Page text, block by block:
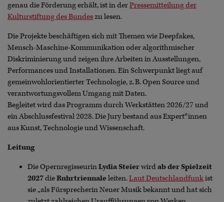
genau die Förderung erhält, ist in derPressemitteilung der
Kulturstiftung des Bundeszu lesen.
Die Projekte beschäftigen sich mit Themen wie Deepfakes,
Mensch-Maschine-Kommunikation oder algorithmischer
Diskriminierung und zeigen ihre Arbeiten in Ausstellungen,
Performances und Installationen. Ein Schwerpunkt liegt auf
gemeinwohlorientierter Technologie, z. B. Open Source und
verantwortungsvollem Umgang mit Daten.
Begleitet wird das Programm durch Werkstätten 2026/27 und
ein Abschlussfestival 2028. Die Jury bestand aus Expert*innen
aus Kunst, Technologie und Wissenschaft.
Leitung
Die OpernregisseurinLydia Steierwirdab der Spielzeit
2027dieRuhrtriennaleleiten.Laut Deutschlandfunkist
sie „als Fürsprecherin Neuer Musik bekannt und hat sich